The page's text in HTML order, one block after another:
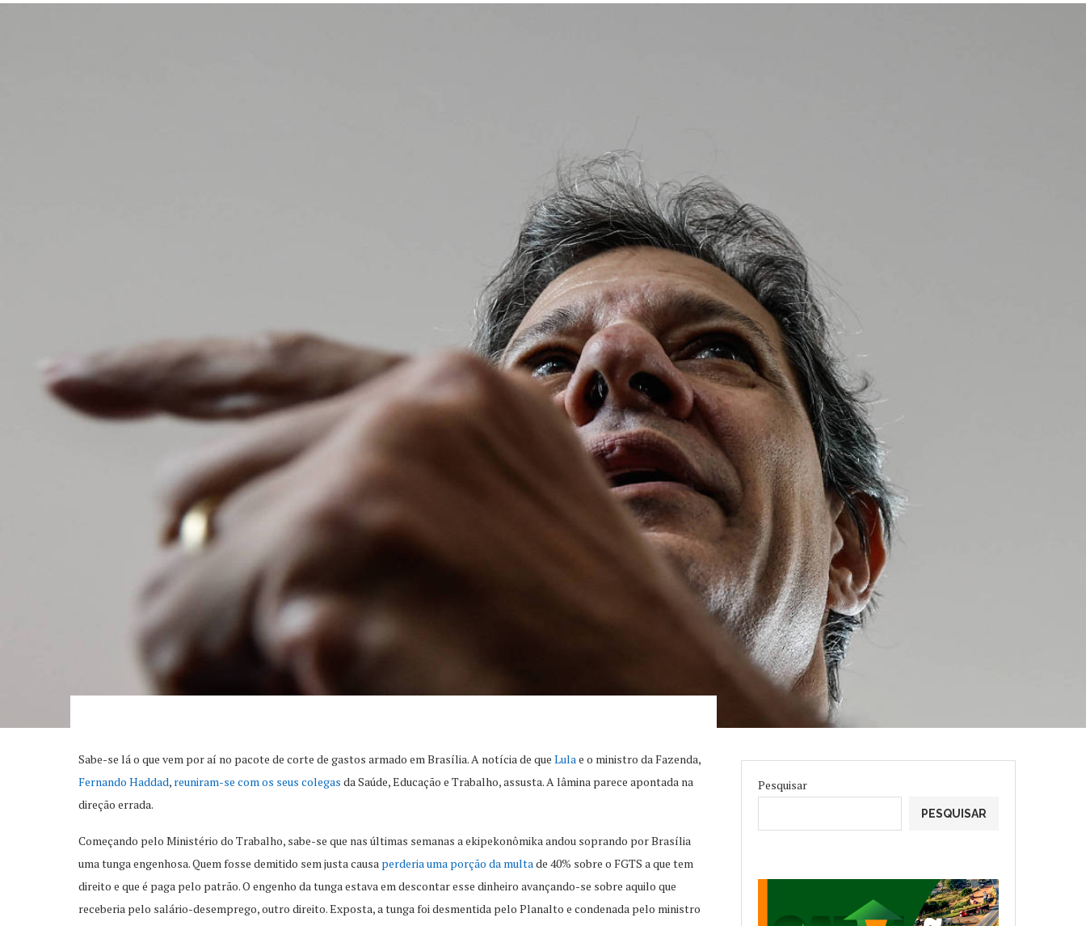
Sabe-se lá o que vem por aí no pacote de corte de gastos armado em Brasília. A notícia de que Lulae o ministro da Fazenda,
Fernando Haddad, reuniram-se com os seus colegas da Saúde, Educação e Trabalho, assusta. A lâmina parece apontada na
direção errada.
Começando pelo Ministério do Trabalho, sabe-se que nas últimas semanas a ekipekonômika andou soprando por Brasília
uma tunga engenhosa. Quem fosse demitido sem justa causa perderia uma porção da multade 40% sobre o FGTS a que tem
direito e que é paga pelo patrão. O engenho da tunga estava em descontar esse dinheiro avançando-se sobre aquilo que
receberia pelo salário-desemprego, outro direito. Exposta, a tunga foi desmentida pelo Planalto e condenada pelo ministro
Pesquisar
PESQUISAR